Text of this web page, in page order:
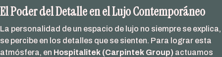
El Poder del Detalle en el Lujo Contemporáneo
La personalidad de un espacio de lujo no siempre se explica,
se percibe en los detalles que se sienten. Para lograr esta
atmósfera, en Hospitalitek (Carpintek Group) actuamos